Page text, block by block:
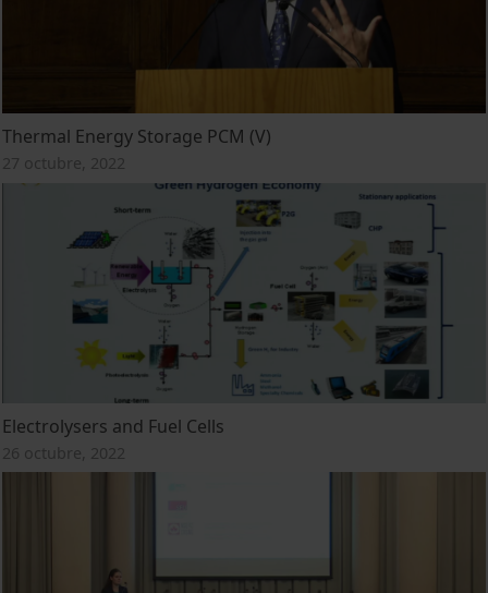
Thermal Energy Storage PCM (V)
27 octubre, 2022
Electrolysers and Fuel Cells
26 octubre, 2022